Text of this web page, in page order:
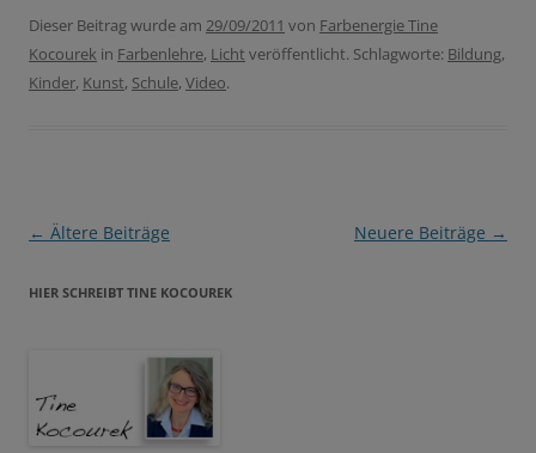
Dieser Beitrag wurde am 29/09/2011 von Farbenergie Tine
Kocourek in Farbenlehre, Licht veröffentlicht. Schlagworte: Bildung,
Kinder, Kunst, Schule, Video.
Beitragsnavigation
← Ältere Beiträge Neuere Beiträge →
HIER SCHREIBT TINE KOCOUREK